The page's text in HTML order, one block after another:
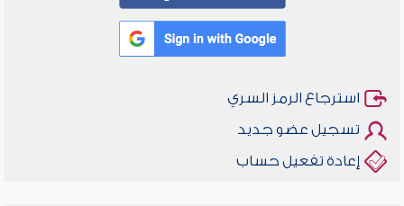
استرجاع الرمز السري
تسجيل عضو جديد
إعادة تفعيل حساب